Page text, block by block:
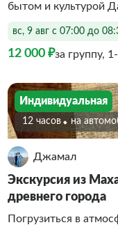
бытом и культурой
вс, 9 авг с 07:00 до
12 000 ₽за группу,
Индивидуальная
12 часов На
Джамал
Экскурсия из
древнего города
Погрузиться в